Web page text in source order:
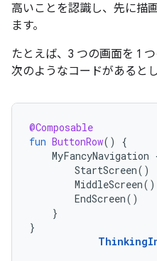
高いことを認識し、先に描
ます。
たとえば、3 つの画面を 1
次のようなコードがあるとし
@Composable
fun ButtonRow()
{
MyFancyNavigation
StartScreen()
MiddleScreen()
EndScreen()
}
}